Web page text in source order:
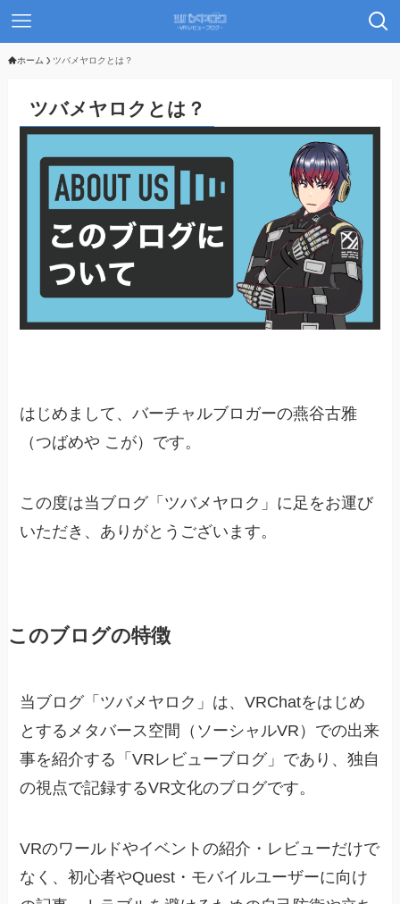
ホーム ツバメヤロクとは？
ツバメヤロクとは？
はじめまして、バーチャルブロガーの燕谷古雅
（つばめや こが）です。
この度は当ブログ「ツバメヤロク」に足をお運び
いただき、ありがとうございます。
このブログの特徴
当ブログ「ツバメヤロク」は、VRChatをはじめ
とするメタバース空間（ソーシャルVR）での出来
事を紹介する「VRレビューブログ」であり、独自
の視点で記録するVR文化のブログです。
VRのワールドやイベントの紹介・レビューだけで
なく、初心者やQuest・モバイルユーザーに向け